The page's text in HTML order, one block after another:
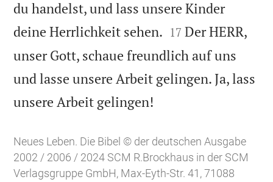
du handelst, und lass unsere Kinder
deine Herrlichkeit sehen. 

17 Der HERR,
unser Gott, schaue freundlich auf uns
und lasse unsere Arbeit gelingen. Ja, lass
unsere Arbeit gelingen!
Neues Leben. Die Bibel © der deutschen Ausgabe
2002 / 2006 / 2024 SCM R.Brockhaus in der SCM
Verlagsgruppe GmbH, Max-Eyth-Str. 41, 71088